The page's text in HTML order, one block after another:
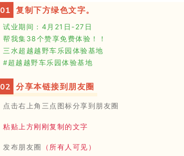
01 复制下方绿色文字。
试业期间： 4月21日-27日
帮我集38个赞享免费体验！！
三水超越越野车乐园体验基地
#超越越野车乐园体验基地
02 分享本链接到朋友圈
点击右上角三点 图标分享到朋友圈
粘贴上方刚刚复制的文字
发布朋友圈 （所有人可见）